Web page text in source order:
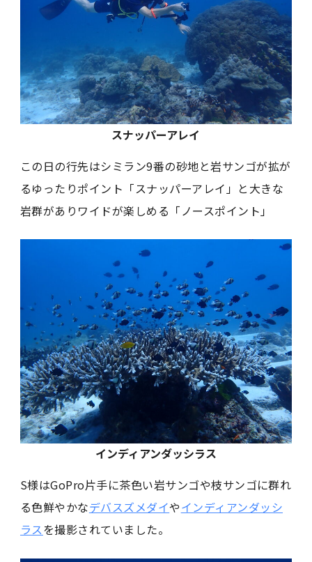
スナッパーアレイ
この日の行先はシミラン9番の砂地と岩サンゴが拡が
るゆったりポイント「スナッパーアレイ」と大きな
岩群がありワイドが楽しめる「ノースポイント」
インディアンダッシラス
S様はGoPro片手に茶色い岩サンゴや枝サンゴに群れ
る色鮮やかなデバスズメダイやインディアンダッシ
ラスを撮影されていました。